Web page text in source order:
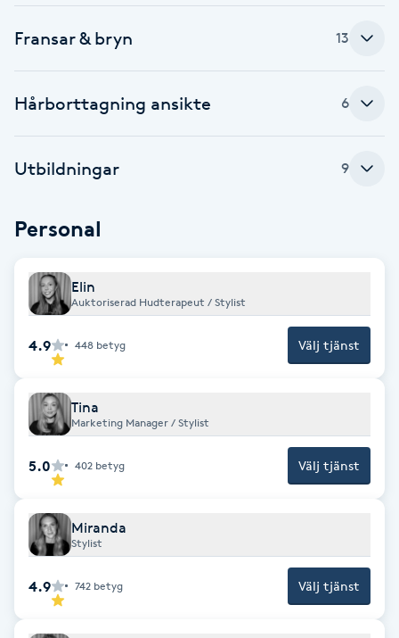
Fotvård
Fransborttagning
Fransfärgning
Fransförlängning Megavolym
Fransförlängning Volym
Fransk manikyr
Fransrengöring
Frekvensterapi
Friskvårdsmassage
Fransar & bryn 13
Hårborttagning ansikte 6
Utbildningar 9
Personal
Elin
Auktoriserad Hudterapeut / Stylist
4.9 448 betyg Välj tjänst
Tina
Marketing Manager / Stylist
5.0 402 betyg Välj tjänst
Miranda
Stylist
4.9 742 betyg Välj tjänst